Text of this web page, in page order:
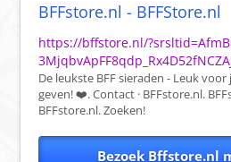
BFFstore.nl - BFFStore.nl
https://bffstore.nl/
De leukste BFF sieraden - Leuk
geven! ❤️. Contact · BFFstore.nl.
BFFstore.nl. Zoeken!
Bezoek Bffstore.nl